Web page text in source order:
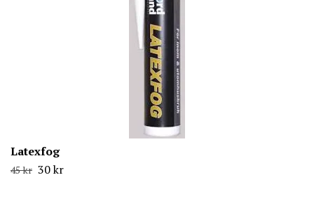
Latexfog
45 kr 30 kr